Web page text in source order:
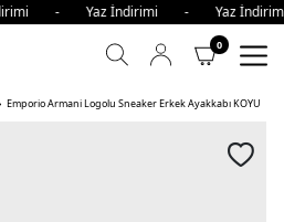
- Yaz İndirimi - Yaz
0
Emporio Armani Logolu Sneaker Erkek Ayakkabı KOYU